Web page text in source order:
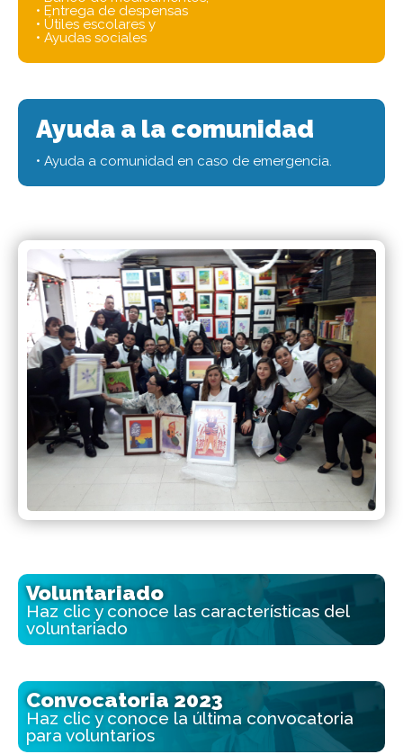
• Entrega de despensas
• Útiles escolares y
• Ayudas sociales
Ayuda a la comunidad
• Ayuda a comunidad en caso de emergencia.
Voluntariado
Haz clic y conoce las características del
voluntariado
Convocatoria 2023
Haz clic y conoce la última convocatoria
para voluntarios